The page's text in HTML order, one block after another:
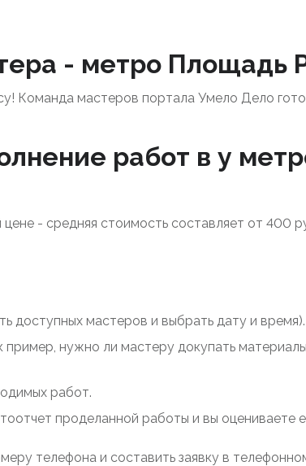
- метро Площадь
Команда мастеров портала Умело Дело
работ в у
- средняя стоимость составляет от 400
доступных мастеров и выбрать дату и время).
нужно ли мастеру докупать
работ.
проделанной работы и вы оцениваете
телефона и составить заявку в